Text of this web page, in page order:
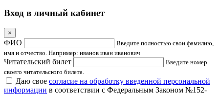
Вход в личный кабинет
×
ФИО
Введите полностью свои фамилию,
имя и отчество. Например: иванов иван иванович
Читательский билет
Введите номер
своего читательского билета.
Даю свое согласие на обработку введенной персональной
информации в соответствии с Федеральным Законом №152-